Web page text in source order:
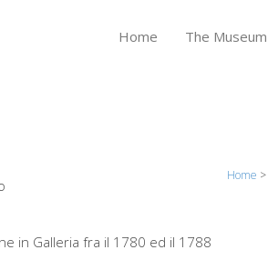
Home The Museum
Home >
in Galleria fra il 1780 ed il 1788